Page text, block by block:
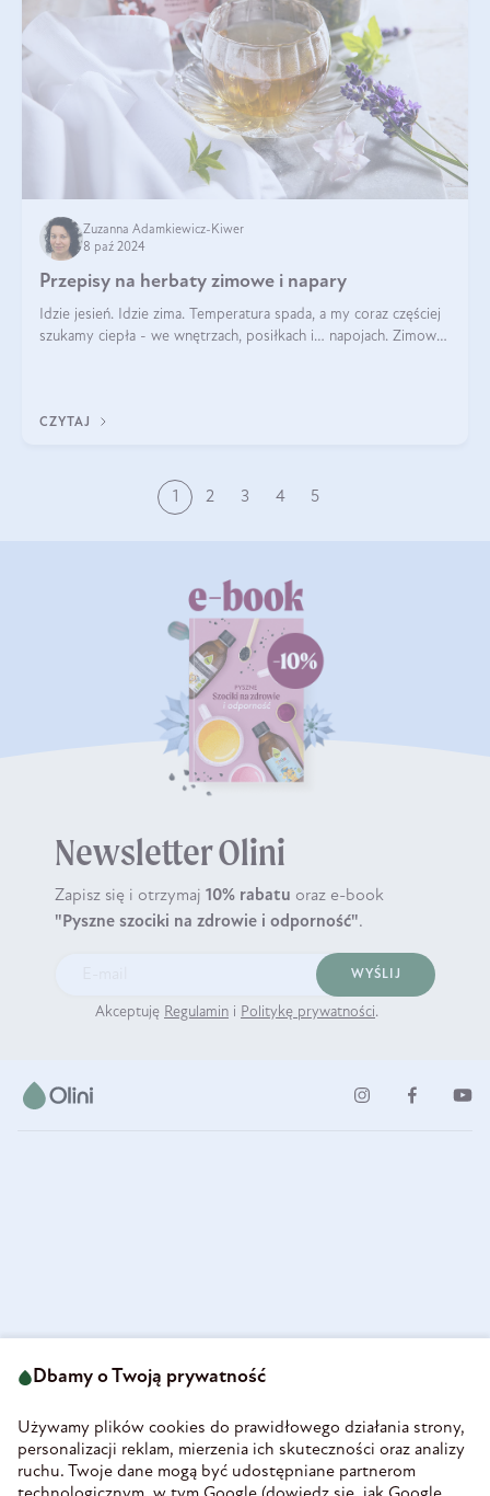
Zuzanna Adamkiewicz-Kiwer
8 paź 2024
Przepisy na herbaty zimowe i napary
Idzie jesień. Idzie zima. Temperatura spada, a my coraz częściej
szukamy ciepła - we wnętrzach, posiłkach i… napojach. Zimowe
CZYTAJ
1 2 3 4 5
Newsletter Olini
Zapisz się i otrzymaj 10% rabatu oraz e-book
"Pyszne szociki na zdrowie i odporność".
WYŚLIJ
Akceptuję Regulamin i Politykę prywatności.
58-160 Świebodzice
REGON 890213034
INFORMACJE
Dbamy o Twoją prywatność
Używamy plików cookies do prawidłowego działania strony,
personalizacji reklam, mierzenia ich skuteczności oraz analizy
ruchu. Twoje dane mogą być udostępniane partnerom